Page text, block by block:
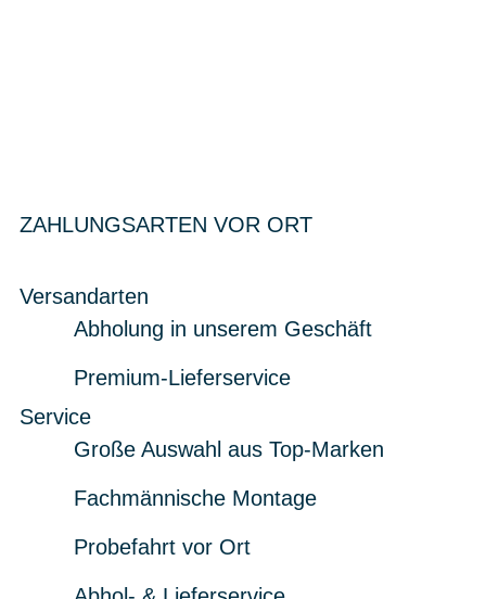
ZAHLUNGSARTEN VOR ORT
Versandarten
Abholung in unserem Geschäft
Premium-Lieferservice
Service
Große Auswahl aus Top-Marken
Fachmännische Montage
Probefahrt vor Ort